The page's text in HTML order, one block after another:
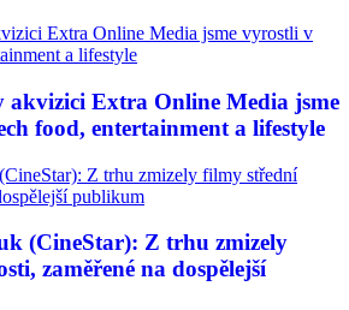
akvizici Extra Online Media jsme
food, entertainment a lifestyle
(CineStar): Z trhu zmizely
zaměřené na dospělejší